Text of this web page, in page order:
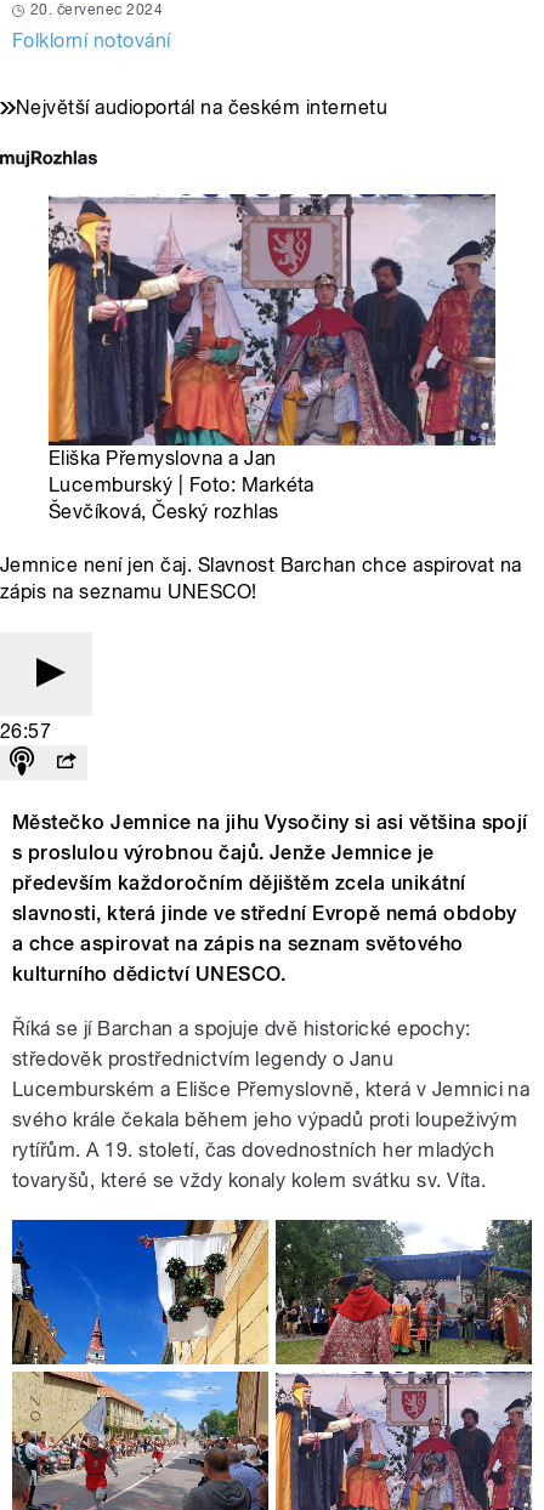
20. červenec 2024
Folklorní notování
Největší audioportál na českém internetu
Eliška Přemyslovna a Jan
Lucemburský | Foto: Markéta
Ševčíková, Český rozhlas
Jemnice není jen čaj. Slavnost Barchan chce aspirovat na
zápis na seznamu UNESCO!
26:57
Městečko Jemnice na jihu Vysočiny si asi většina spojí
s proslulou výrobnou čajů. Jenže Jemnice je
především každoročním dějištěm zcela unikátní
slavnosti, která jinde ve střední Evropě nemá obdoby
a chce aspirovat na zápis na seznam světového
kulturního dědictví UNESCO.
Říká se jí Barchan a spojuje dvě historické epochy:
středověk prostřednictvím legendy o Janu
Lucemburském a Elišce Přemyslovně, která v Jemnici na
svého krále čekala během jeho výpadů proti loupeživým
rytířům. A 19. století, čas dovednostních her mladých
tovaryšů, které se vždy konaly kolem svátku sv. Víta.